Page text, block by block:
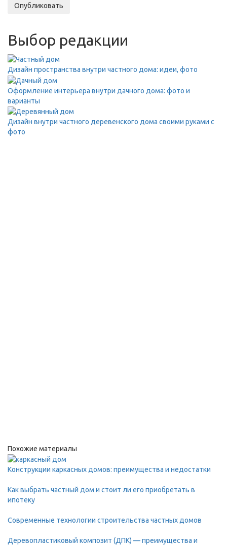
Опубликовать
Выбор редакции
Дизайн пространства внутри частного дома: идеи, фото
Оформление интерьера внутри дачного дома: фото и
варианты
Дизайн внутри частного деревенского дома своими руками с
фото
Похожие материалы
Конструкции каркасных домов: преимущества и недостатки
Как выбрать частный дом и стоит ли его приобретать в
ипотеку
Современные технологии строительства частных домов
Деревопластиковый композит (ДПК) — преимущества и